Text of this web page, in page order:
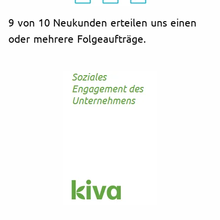
9 von 10 Neukunden erteilen uns einen
oder mehrere Folgeaufträge.